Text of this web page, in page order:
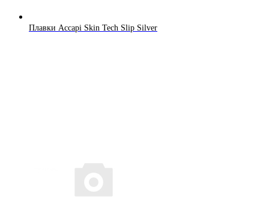
Плавки Accapi Skin Tech Slip Silver